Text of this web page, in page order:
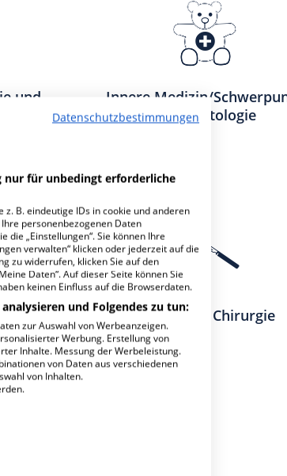
und
Innere Medizin/
Rheumatologie
Allgemeine Chirurgie
Datenschutzbestimmungen
nur für unbedingt erforderliche
B. eindeutige IDs in cookie und anderen
personenbezogenen Daten
„Einstellungen“. Sie können Ihre
verwalten“ klicken oder jederzeit auf die
zu widerrufen, klicken Sie auf den
Daten“. Auf dieser Seite können Sie
keinen Einfluss auf die Browserdaten.
und Folgendes zu tun:
zur Auswahl von Werbeanzeigen.
Werbung. Erstellung von
Inhalte. Messung der Werbeleistung.
von Daten aus verschiedenen
von Inhalten.